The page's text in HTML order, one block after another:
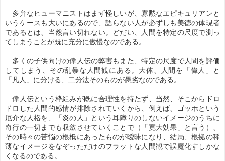
多弁なヒューマニストはまず怪しいが、寡黙なエピキュリアンと
いうケースも大いにあるので、語らない人が必ずしも美徳の体現者
であるとは、当然言い切れない。どだい、人間を特定の尺度で測っ
てしまうことが既に充分に傲慢なのである。
多くの子供向けの偉人伝の弊害もまた、特定の尺度で人間を評価
してしまう、その乱暴な人間観にある。大体、人間を「偉人」と
「凡人」に分ける、二分法そのものが愚劣なのである。
偉人伝という枠組みが既に合理性を持たず、当然、そこからドロ
ドロした人間的感情が排除されていくから、例えば、ゴッホという
厄介な人格を、「炎の人」という耳障りのしないイメージのうちに
奇行の一切までも収斂させていくことで（「寛大効果」と言う）、
その時々の苦悩の根柢にあったものが曖昧になり、結局、根拠の稀
薄なイメージをなぞっただけのフラットな人間観で誤魔化すしかな
くなるのである。